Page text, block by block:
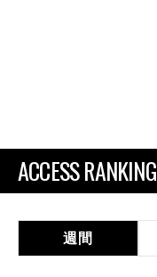
ACCESS RANKING
週間